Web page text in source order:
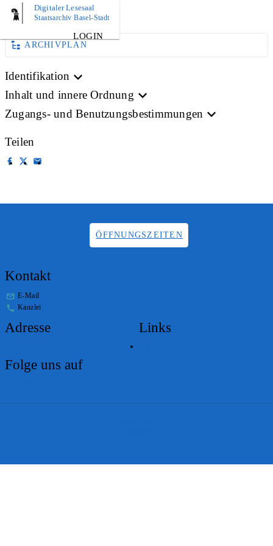
Digitaler Lesesaal
Staatsarchiv Basel-Stadt
LOGIN
AKTE
ARCHIVPLAN
Identifikation
Inhalt und innere Ordnung
Zugangs- und Benutzungsbestimmungen
Teilen
ÖFFNUNGSZEITEN
Kontakt
E-Mail
Kanzlei
Adresse Links
Folge uns auf